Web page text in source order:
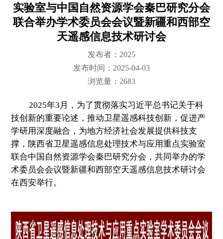
实验室与中国自然资源学会秦巴研究分会
联合举办学术委员会会议暨新疆和西部空
天遥感信息技术研讨会
发布者：2025
发布时间：2025-04-03
浏览量：2683
2025年3月，为了贯彻落实习近平总书记关于科
技创新的重要论述，推动卫星遥感科技创新，促进产
学研用深度融合，为地方经济社会发展提供科技支
撑，陕西省卫星遥感信息处理技术与应用重点实验室
联合中国自然资源学会秦巴研究分会，共同举办的学
术委员会会议暨新疆和西部空天遥感信息技术研讨会
在西安举行。